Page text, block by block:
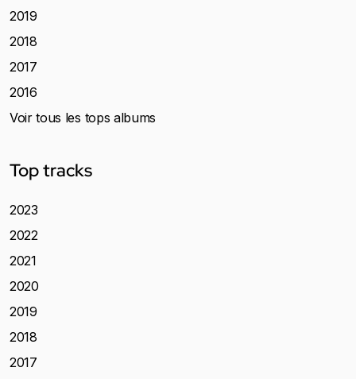
2019
2018
2017
2016
Voir tous les tops albums
Top tracks
2023
2022
2021
2020
2019
2018
2017